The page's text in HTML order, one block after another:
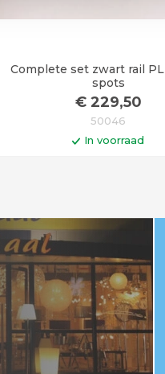
Complete set zwart rail
spots
€229,50
50046
In voorraad